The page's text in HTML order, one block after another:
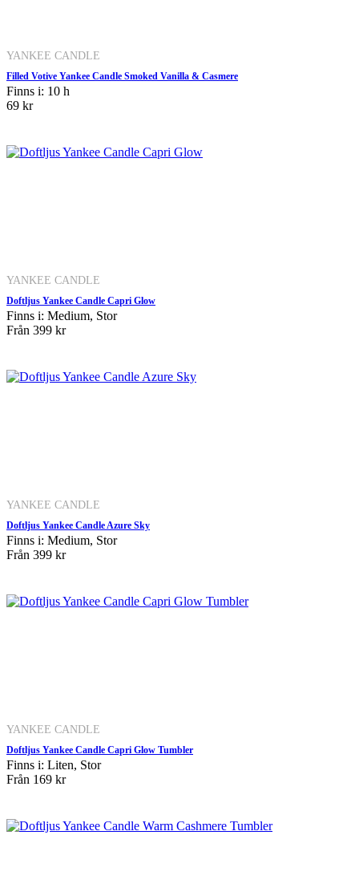
YANKEE CANDLE
Filled Votive Yankee Candle Smoked Vanilla & Casmere
Finns i: 10 h
69 kr
YANKEE CANDLE
Doftljus Yankee Candle Capri Glow
Finns i: Medium, Stor
Från 399 kr
YANKEE CANDLE
Doftljus Yankee Candle Azure Sky
Finns i: Medium, Stor
Från 399 kr
YANKEE CANDLE
Doftljus Yankee Candle Capri Glow Tumbler
Finns i: Liten, Stor
Från 169 kr